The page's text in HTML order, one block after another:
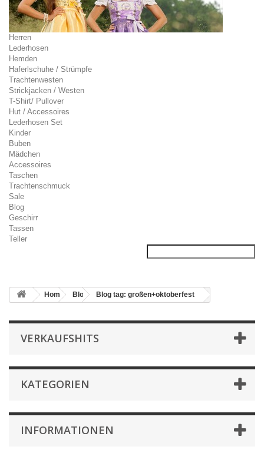
Herren
Lederhosen
Hemden
Haferlschuhe / Strümpfe
Trachtenwesten
Strickjacken / Westen
T-Shirt/ Pullover
Hut / Accessoires
Lederhosen Set
Kinder
Buben
Mädchen
Accessoires
Taschen
Trachtenschmuck
Sale
Blog
Geschirr
Tassen
Teller
Home Blog Blog tag: großen+oktoberfest
VERKAUFSHITS
KATEGORIEN
INFORMATIONEN